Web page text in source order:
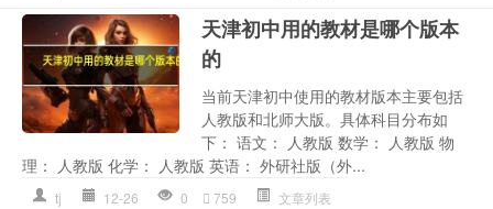
天津初中用的教材是哪个版本
的
当前天津初中使用的教材版本主要包括
人教版和北师大版。具体科目分布如
下： 语文： 人教版 数学： 人教版 物
理： 人教版 化学： 人教版 英语： 外研社版（外...
tj 12-26 0 759 文章列表